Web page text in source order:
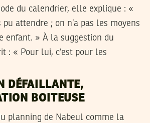
du calendrier, elle explique : «
pu attendre ; on n’a pas les moyens
enfant. » À la suggestion du
: « Pour lui, c’est pour les
DÉFAILLANTE,
BOITEUSE
planning de Nabeul comme la